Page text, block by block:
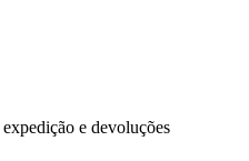
e devoluções